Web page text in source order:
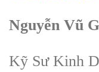
Nguyễn Vũ
Kỹ Sư Kinh